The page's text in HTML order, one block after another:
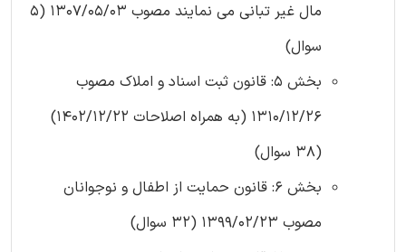
مال غیر تبانی می نمایند مصوب 1307/05/03 (5
سوال)
بخش 5: قانون ثبت اسناد و املاک مصوب
1310/12/26 (به همراه اصلاحات 1402/12/22)
(38 سوال)
بخش 6: قانون حمایت از اطفال و نوجوانان
مصوب 1399/02/23 (32 سوال)